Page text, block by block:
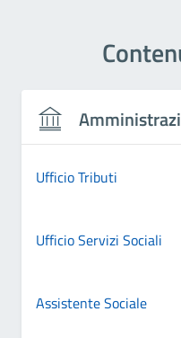
Ufficio Tributi
Ufficio Servizi Sociali
Assistente Sociale